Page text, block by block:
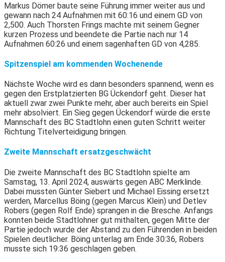
Markus Dömer baute seine Führung immer weiter aus und
gewann nach 24 Aufnahmen mit 60:16 und einem GD von
2,500. Auch Thorsten Frings machte mit seinem Gegner
kurzen Prozess und beendete die Partie nach nur 14
Aufnahmen 60:26 und einem sagenhaften GD von 4,285.
Spitzenspiel am kommenden Wochenende
Nächste Woche wird es dann besonders spannend, wenn es
gegen den Erstplatzierten BG Ückendorf geht. Dieser hat
aktuell zwar zwei Punkte mehr, aber auch bereits ein Spiel
mehr absolviert. Ein Sieg gegen Ückendorf würde die erste
Mannschaft des BC Stadtlohn einen guten Schritt weiter
Richtung Titelverteidigung bringen.
Zweite Mannschaft ersatzgeschwächt
Die zweite Mannschaft des BC Stadtlohn spielte am
Samstag, 13. April 2024, auswärts gegen ABC Merklinde.
Dabei mussten Günter Siebert und Michael Eissing ersetzt
werden, Marcellus Böing (gegen Marcus Klein) und Detlev
Robers (gegen Rolf Ende) sprangen in die Bresche. Anfangs
konnten beide Stadtlohner gut mithalten, gegen Mitte der
Partie jedoch wurde der Abstand zu den Führenden in beiden
Spielen deutlicher. Böing unterlag am Ende 30:36, Robers
musste sich 19:36 geschlagen geben.